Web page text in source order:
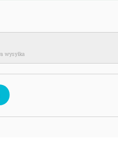
wysyłka